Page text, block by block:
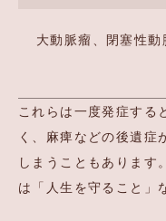
大動脈瘤、閉塞性動
これらは一度発症する
く、麻痺などの後遺症
しまうこともあります
は「人生を守ること」